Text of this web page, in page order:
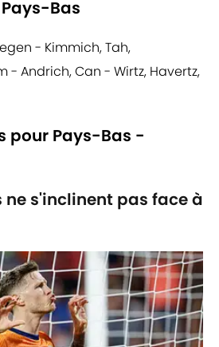
Bas
- Kimmich, Tah,
- Andrich, Can - Wirtz, Havertz,
pour Pays-Bas -
ne s'inclinent pas face à